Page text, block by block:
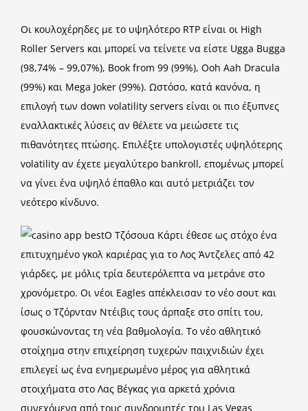
Οι κουλοχέρηδες με το υψηλότερο RTP είναι οι High
Roller Servers και μπορεί να τείνετε να είστε Ugga Bugga
(98,74% – 99,07%), Book from 99 (99%), Ooh Aah Dracula
(99%) και Mega Joker (99%). Ωστόσο, κατά κανόνα, η
επιλογή των down volatility servers είναι οι πιο έξυπνες
εναλλακτικές λύσεις αν θέλετε να μειώσετε τις
πιθανότητες πτώσης. Επιλέξτε υπολογιστές υψηλότερης
volatility αν έχετε μεγαλύτερο bankroll, επομένως μπορεί
να γίνει ένα υψηλό έπαθλο και αυτό μετριάζει τον
νεότερο κίνδυνο.
Ο Τζόσουα Κάρτι έθεσε ως στόχο ένα
επιτυχημένο γκολ καριέρας για το Λος Άντζελες από 42
γιάρδες, με μόλις τρία δευτερόλεπτα να μετράνε στο
χρονόμετρο. Οι νέοι Eagles απέκλεισαν το νέο σουτ και
ίσως ο Τζόρνταν Ντέιβις τους άρπαξε στο σπίτι του,
φουσκώνοντας τη νέα βαθμολογία. Το νέο αθλητικό
στοίχημα στην επιχείρηση τυχερών παιχνιδιών έχει
επιλεγεί ως ένα ενημερωμένο μέρος για αθλητικά
στοιχήματα στο Λας Βέγκας για αρκετά χρόνια
συνεχόμενα από τους συνδρομητές του Las Vegas